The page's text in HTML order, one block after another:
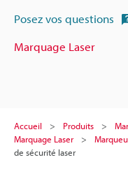
Posez vos questions
Marquage Laser
Accueil Produits
Marquage Laser
de sécurité laser